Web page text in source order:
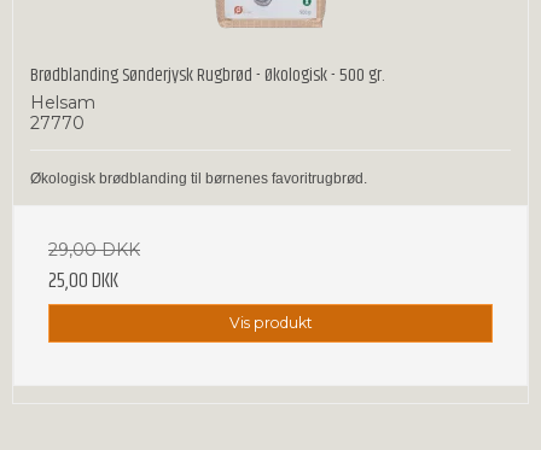
Brødblanding Sønderjysk Rugbrød - Økologisk - 500 gr.
Helsam
27770
Økologisk brødblanding til børnenes favoritrugbrød.
29,00 DKK
25,00 DKK
Vis produkt